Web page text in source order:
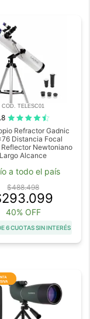
COD. TELESC01
Refractor Gadnic
Distancia Focal
Newtoniano
Largo Alcance
a todo el país
$488.498
40% OFF
6 CUOTAS SIN INTERÉS